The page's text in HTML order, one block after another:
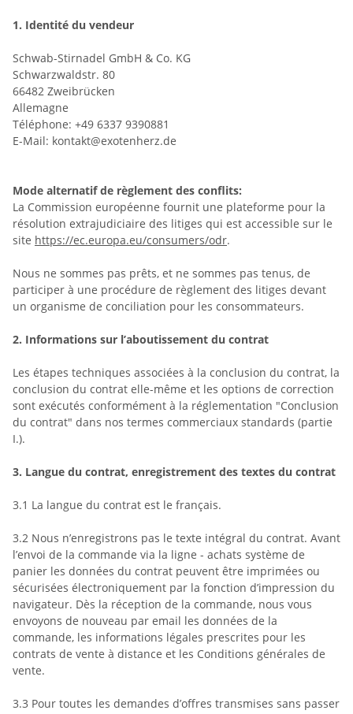
1. Identité du vendeur
Schwab-Stirnadel GmbH & Co. KG
Schwarzwaldstr. 80
66482 Zweibrücken
Allemagne
Téléphone: +49 6337 9390881
E-Mail: kontakt@exotenherz.de
Mode alternatif de règlement des conflits:
La Commission européenne fournit une plateforme pour la
résolution extrajudiciaire des litiges qui est accessible sur le
site https://ec.europa.eu/consumers/odr.
Nous ne sommes pas prêts, et ne sommes pas tenus, de
participer à une procédure de règlement des litiges devant
un organisme de conciliation pour les consommateurs.
2. Informations sur l’aboutissement du contrat
Les étapes techniques associées à la conclusion du contrat, la
conclusion du contrat elle-même et les options de correction
sont exécutés conformément à la réglementation "Conclusion
du contrat" dans nos termes commerciaux standards (partie
I.).
3. Langue du contrat, enregistrement des textes du contrat
3.1 La langue du contrat est le français.
3.2 Nous n’enregistrons pas le texte intégral du contrat. Avant
l’envoi de la commande via la ligne - achats système de
panier les données du contrat peuvent être imprimées ou
sécurisées électroniquement par la fonction d’impression du
navigateur. Dès la réception de la commande, nous vous
envoyons de nouveau par email les données de la
commande, les informations légales prescrites pour les
contrats de vente à distance et les Conditions générales de
vente.
3.3 Pour toutes les demandes d’offres transmises sans passer